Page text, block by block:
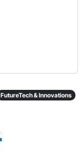
FutureTech & Innovations